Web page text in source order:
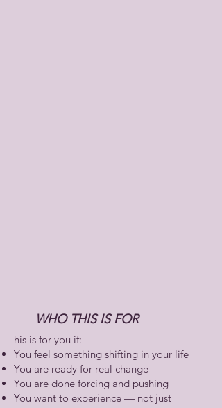
WHO THIS IS FOR
his is for you if:
You feel something shifting in your life
You are ready for real change
You are done forcing and pushing
You want to experience — not just